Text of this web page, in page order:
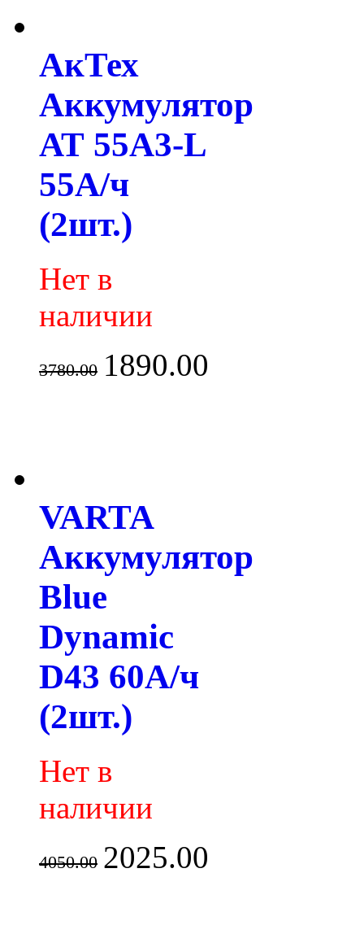
АкТех
Аккумулятор
АТ 55A3-L
55А/ч
(2шт.)
Нет в
наличии
3780.00 1890.00
VARTA
Аккумулятор
Blue
Dynamic
D43 60А/ч
(2шт.)
Нет в
наличии
4050.00 2025.00